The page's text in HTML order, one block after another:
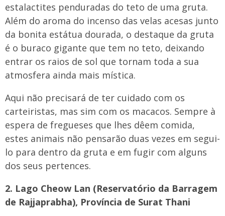
estalactites penduradas do teto de uma gruta.
Além do aroma do incenso das velas acesas junto
da bonita estátua dourada, o destaque da gruta
é o buraco gigante que tem no teto, deixando
entrar os raios de sol que tornam toda a sua
atmosfera ainda mais mística.
Aqui não precisará de ter cuidado com os
carteiristas, mas sim com os macacos. Sempre à
espera de fregueses que lhes dêem comida,
estes animais não pensarão duas vezes em segui-
lo para dentro da gruta e em fugir com alguns
dos seus pertences.
2. Lago Cheow Lan (Reservatório da Barragem
de Rajjaprabha), Província de Surat Thani